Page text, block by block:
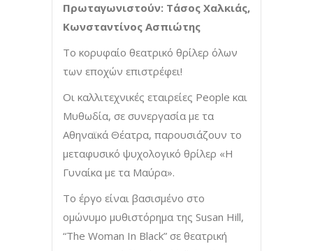
Πρωταγωνιστούν: Τάσος Χαλκιάς,
Κωνσταντίνος Ασπιώτης
Το κορυφαίο θεατρικό θρίλερ όλων
των εποχών επιστρέφει!
Οι καλλιτεχνικές εταιρείες People και
Μυθωδία, σε συνεργασία με τα
Αθηναϊκά Θέατρα, παρουσιάζουν το
μεταφυσικό ψυχολογικό θρίλερ «Η
Γυναίκα με τα Μαύρα».
Το έργο είναι βασισμένο στο
ομώνυμο μυθιστόρημα της Susan Hill,
“The Woman In Black” σε θεατρική